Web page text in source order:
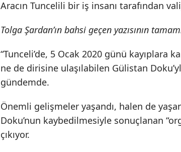
Aracın Tuncelili bir iş insanı tarafından
Tolga Şardan’ın bahsi geçen yazısının
“Tunceli’de, 5 Ocak 2020 günü kayıplara
ne de dirisine ulaşılabilen Gülistan
gündemde.
Önemli gelişmeler yaşandı, halen de
Doku’nun kaybedilmesiyle sonuçlanan
çıkıyor.